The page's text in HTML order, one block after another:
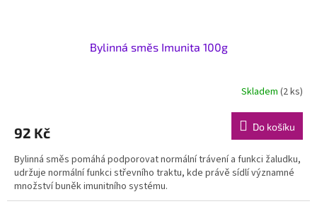
Bylinná směs Imunita 100g
Skladem (2 ks)
92 Kč Do košíku
Bylinná směs pomáhá podporovat normální trávení a funkci žaludku,
udržuje normální funkci střevního traktu, kde právě sídlí významné
množství buněk imunitního systému.